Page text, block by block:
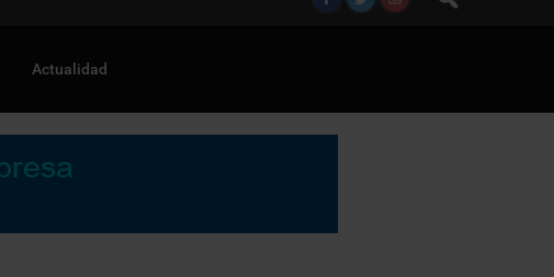
Actualidad